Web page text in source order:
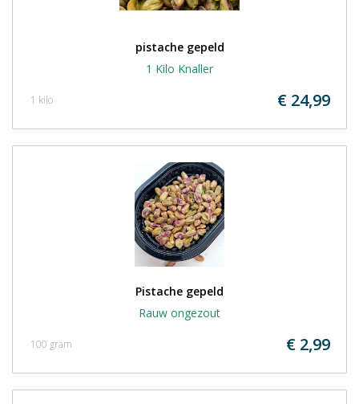
pistache gepeld
1 Kilo Knaller
€ 24,99
1 kilo
Pistache gepeld
Rauw ongezout
€ 2,99
100 gram